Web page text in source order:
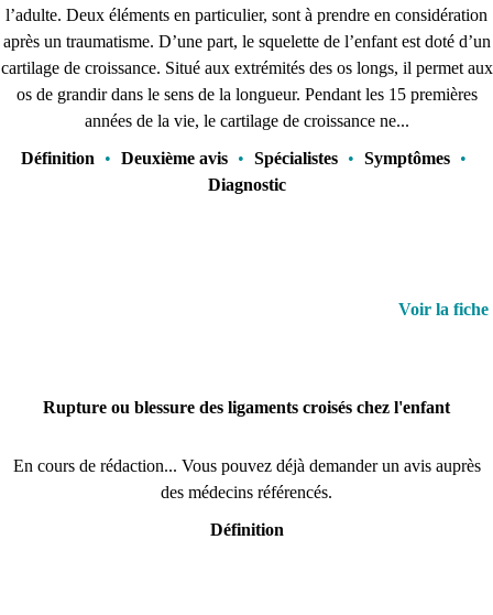
l’adulte. Deux éléments en particulier, sont à prendre en considération
après un traumatisme. D’une part, le squelette de l’enfant est doté d’un
cartilage de croissance. Situé aux extrémités des os longs, il permet aux
os de grandir dans le sens de la longueur. Pendant les 15 premières
années de la vie, le cartilage de croissance ne...
Définition
• Deuxième avis • Spécialistes • Symptômes •
Diagnostic
Voir la fiche
Rupture ou blessure des ligaments croisés chez l'enfant
En cours de rédaction... Vous pouvez déjà demander un avis auprès
des médecins référencés.
Définition